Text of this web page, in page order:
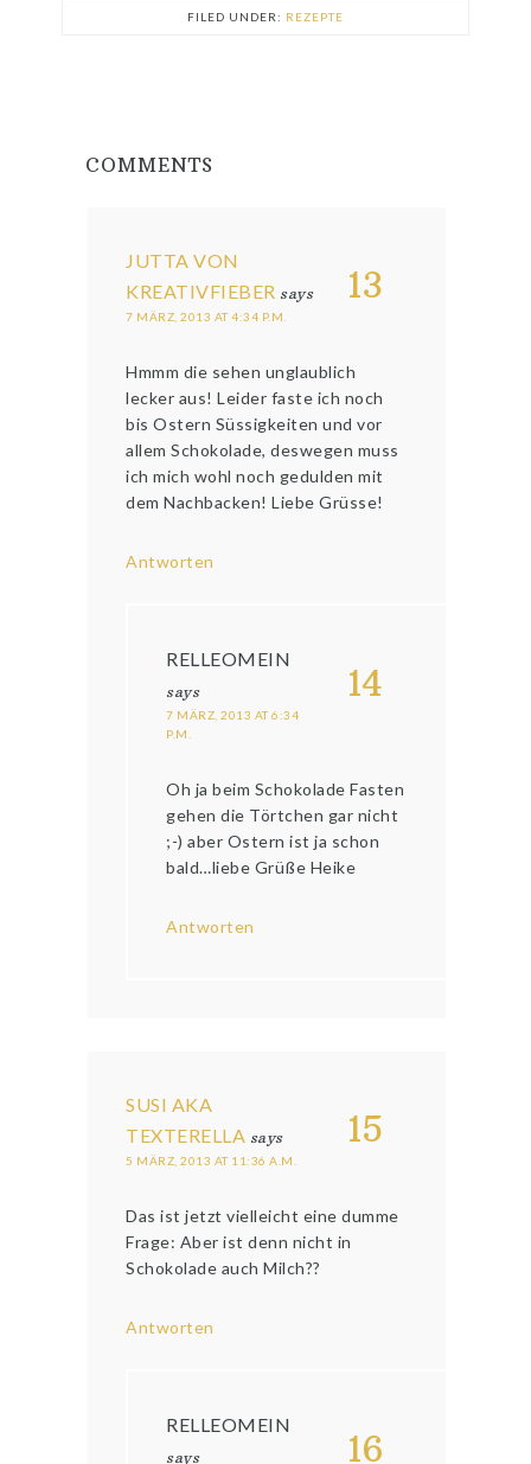
FILED UNDER: REZEPTE
COMMENTS
13
JUTTA VON
KREATIVFIEBER says
7 MÄRZ, 2013 AT 4:34 P.M.
Hmmm die sehen unglaublich
lecker aus! Leider faste ich noch
bis Ostern Süssigkeiten und vor
allem Schokolade, deswegen muss
ich mich wohl noch gedulden mit
dem Nachbacken! Liebe Grüsse!
Antworten
14
RELLEOMEIN
says
7 MÄRZ, 2013 AT 6:34
P.M.
Oh ja beim Schokolade Fasten
gehen die Törtchen gar nicht
;-) aber Ostern ist ja schon
bald…liebe Grüße Heike
Antworten
15
SUSI AKA
TEXTERELLA says
5 MÄRZ, 2013 AT 11:36 A.M.
Das ist jetzt vielleicht eine dumme
Frage: Aber ist denn nicht in
Schokolade auch Milch??
Antworten
16
RELLEOMEIN
says